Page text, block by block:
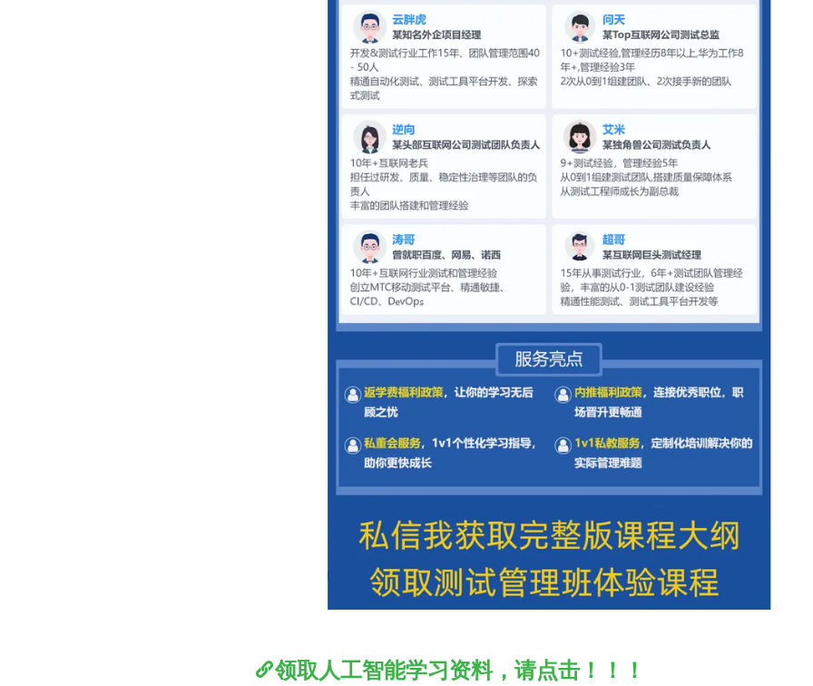
领取人工智能学习资料，请点击！！！